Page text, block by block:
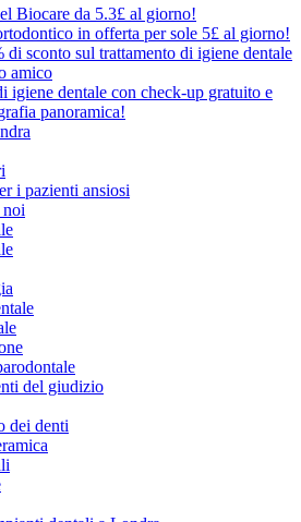
Biocare da 5.3£ al giorno!
in offerta per sole 5£ al giorno!
sconto sul trattamento di igiene dentale
amico
igiene dentale con check-up gratuito e
panoramica!
i pazienti ansiosi
del giudizio
dei denti